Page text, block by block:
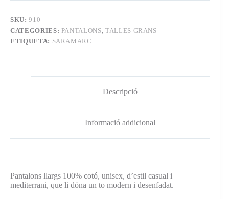
SKU:910
CATEGORIES: PANTALONS, TALLES GRANS
ETIQUETA: SARAMARC
Descripció
Informació addicional
Pantalons llargs 100% cotó, unisex, d’estil casual i
mediterrani, que li dóna un to modern i desenfadat.